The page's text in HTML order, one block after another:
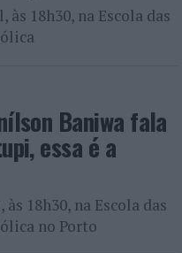
18h30, na Escola das
Baniwa fala
essa é a
18h30, na Escola das
no Porto